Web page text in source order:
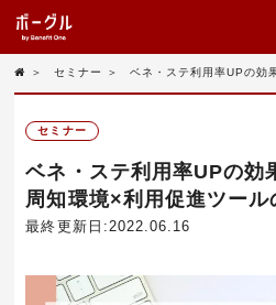
＞ セミナー ＞ ベネ・ステ利用率UPの効
セミナー
ベネ・ステ利用率UPの効
周知環境×利用促進ツール
最終更新日:2022.06.16